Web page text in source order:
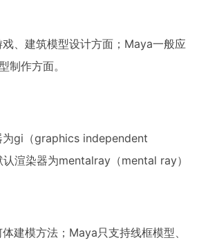
、建筑模型设计方面；Maya一般应
制作方面。
为gi（graphics independent
渲染器为mentalray（mental ray）
建模方法；Maya只支持线框模型、